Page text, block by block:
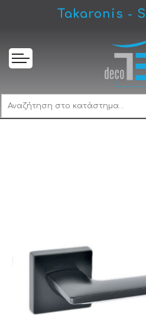
Takaronis -
Best 425 Πόμολο